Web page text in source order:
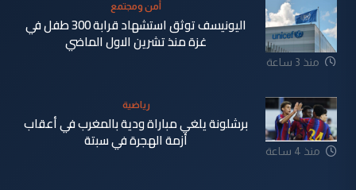
منذ 3 ساعة
أمن ومجتمع
اليونيسف توثق استشهاد قرابة 300 طفل في
غزة منذ تشرين الاول الماضي
منذ 4 ساعة
رياضية
برشلونة يلغي مباراة ودية بالمغرب في أعقاب
أزمة الهجرة في سبتة